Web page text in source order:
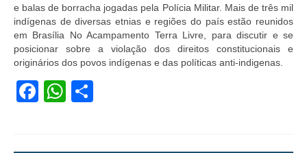
e balas de borracha jogadas pela Polícia Militar. Mais de três mil
indígenas de diversas etnias e regiões do país estão reunidos
em Brasília No Acampamento Terra Livre, para discutir e se
posicionar sobre a violação dos direitos constitucionais e
originários dos povos indígenas e das políticas anti-indigenas.
Facebook
WhatsApp